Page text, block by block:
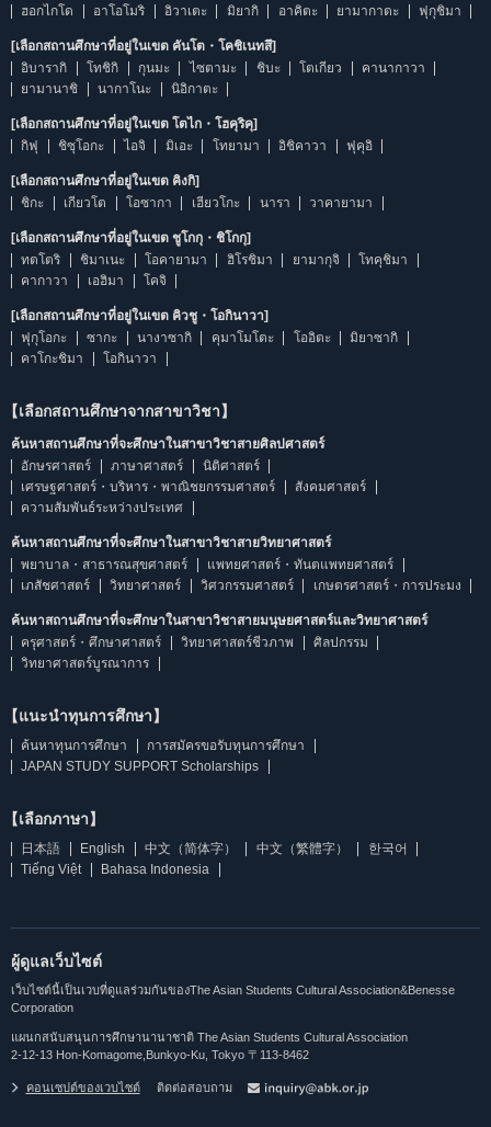
ฮอกไกโด
อาโอโมริ อิวาเตะ มิยากิ อาคิตะ ยามากาตะ ฟุกุชิมา
[เลือกสถานศึกษาที่อยู่ในเขต คันโต・โคชิเนทสึ]
อิบารากิ
โทชิกิ กุนมะ ไซตามะ ชิบะ โตเกียว
คานากาวา
ยามานาชิ
นากาโนะ นิอิกาตะ
[เลือกสถานศึกษาที่อยู่ในเขต โตไก・โฮคุริคุ]
กิฟุ
ชิซุโอกะ ไอจิ มิเอะ โทยามา อิชิคาวา ฟุคุอิ
[เลือกสถานศึกษาที่อยู่ในเขต คิงกิ]
ชิกะ
เกียวโต โอซากา เฮียวโกะ นารา วาคายามา
[เลือกสถานศึกษาที่อยู่ในเขต ชูโกกุ・ชิโกกุ]
ทตโตริ
ชิมาเนะ โอคายามา ฮิโรชิมา ยามากุจิ
โทคุชิมา
คากาวา
เอฮิมา โคจิ
[เลือกสถานศึกษาที่อยู่ในเขต คิวชู・โอกินาวา]
ฟุกุโอกะ
ซากะ นางาซากิ คุมาโมโตะ โออิตะ
มิยาซากิ
คาโกะชิมา
โอกินาวา
【เลือกสถานศึกษาจากสาขาวิชา】
ค้นหาสถานศึกษาที่จะศึกษาในสาขาวิชาสายศิลปศาสตร์
อักษรศาสตร์
ภาษาศาสตร์
นิติศาสตร์
เศรษฐศาสตร์・บริหาร・พาณิชยกรรมศาสตร์
สังคมศาสตร์
ความสัมพันธ์ระหว่างประเทศ
ค้นหาสถานศึกษาที่จะศึกษาในสาขาวิชาสายวิทยาศาสตร์
พยาบาล・สาธารณสุขศาสตร์
แพทยศาสตร์・ทันตแพทยศาสตร์
เภสัชศาสตร์
วิทยาศาสตร์ วิศวกรรมศาสตร์ เกษตรศาสตร์・การประมง
ค้นหาสถานศึกษาที่จะศึกษาในสาขาวิชาสายมนุษยศาสตร์และวิทยาศาสตร์
ครุศาสตร์・ศึกษาศาสตร์
วิทยาศาสตร์ชีวภาพ
ศิลปกรรม
วิทยาศาสตร์บูรณาการ
【แนะนำทุนการศึกษา】
ค้นหาทุนการศึกษา
การสมัครขอรับทุนการศึกษา
JAPAN STUDY SUPPORT Scholarships
【เลือกภาษา】
日本語 English 中文（简体字） 中文（繁體字）
한국어
Tiếng Việt
Bahasa Indonesia
ผู้ดูแลเว็บไซต์
เว็บไซต์นี้เป็นเวบที่ดูแลร่วมกันของThe Asian Students Cultural Association&Benesse
Corporation
แผนกสนับสนุนการศึกษานานาชาติ The Asian Students Cultural Association
2-12-13 Hon-Komagome,Bunkyo-Ku, Tokyo 〒113-8462
คอนเซปต์ของเวบไซต์ ติดต่อสอบถาม